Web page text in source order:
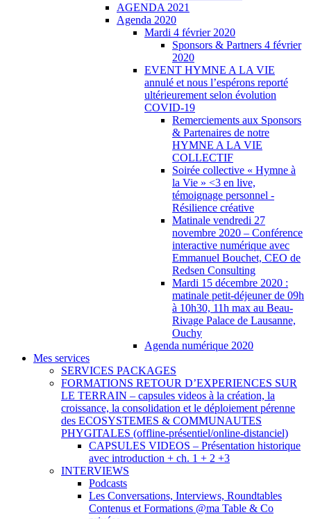
AGENDA 2021
Agenda 2020
Mardi 4 février 2020
Sponsors & Partners 4 février
2020
EVENT HYMNE A LA VIE
annulé et nous l’espérons reporté
ultérieurement selon évolution
COVID-19
Remerciements aux Sponsors
& Partenaires de notre
HYMNE A LA VIE
COLLECTIF
Soirée collective « Hymne à
la Vie » <3 en live,
témoignage personnel -
Résilience créative
Matinale vendredi 27
novembre 2020 – Conférence
interactive numérique avec
Emmanuel Bouchet, CEO de
Redsen Consulting
Mardi 15 décembre 2020 :
matinale petit-déjeuner de 09h
à 10h30, 11h max au Beau-
Rivage Palace de Lausanne,
Ouchy
Agenda numérique 2020
Mes services
SERVICES PACKAGES
FORMATIONS RETOUR D’EXPERIENCES SUR
LE TERRAIN – capsules videos à la création, la
croissance, la consolidation et le déploiement pérenne
des ECOSYSTEMES & COMMUNAUTES
PHYGITALES (offline-présentiel/online-distanciel)
CAPSULES VIDEOS – Présentation historique
avec introduction + ch. 1 + 2 +3
INTERVIEWS
Podcasts
Les Conversations, Interviews, Roundtables
Contenus et Formations @ma Table & Co